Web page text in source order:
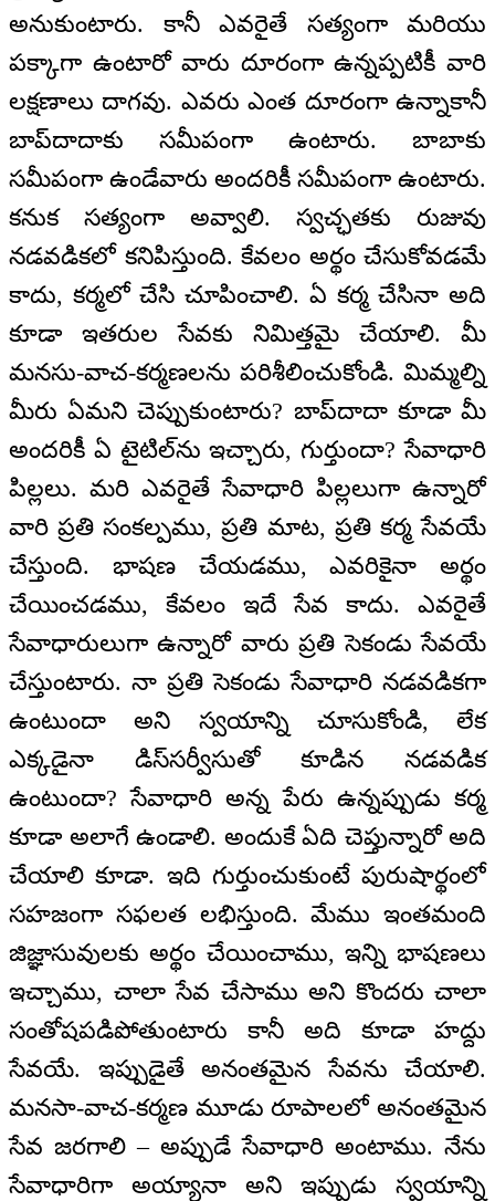
అనుకుంటారు. కానీ ఎవరైతే సత్యంగా మరియు
పక్కాగా ఉంటారో వారు దూరంగా ఉన్నప్పటికీ వారి
లక్షణాలు దాగవు. ఎవరు ఎంత దూరంగా ఉన్నాకానీ
బాప్‌దాదాకు సమీపంగా ఉంటారు. బాబాకు
సమీపంగా ఉండేవారు అందరికీ సమీపంగా ఉంటారు.
కనుక సత్యంగా అవ్వాలి. స్వచ్ఛతకు రుజువు
నడవడికలో కనిపిస్తుంది. కేవలం అర్థం చేసుకోవడమే
కాదు, కర్మలో చేసి చూపించాలి. ఏ కర్మ చేసినా అది
కూడా ఇతరుల సేవకు నిమిత్తమై చేయాలి. మీ
మనసు-వాచ-కర్మణలను పరిశీలించుకోండి. మిమ్మల్ని
మీరు ఏమని చెప్పుకుంటారు? బాప్‌దాదా కూడా మీ
అందరికీ ఏ టైటిల్‌ను ఇచ్చారు, గుర్తుందా? సేవాధారి
పిల్లలు. మరి ఎవరైతే సేవాధారి పిల్లలుగా ఉన్నారో
వారి ప్రతి సంకల్పము, ప్రతి మాట, ప్రతి కర్మ సేవయే
చేస్తుంది. భాషణ చేయడము, ఎవరికైనా అర్థం
చేయించడము, కేవలం ఇదే సేవ కాదు. ఎవరైతే
సేవాధారులుగా ఉన్నారో వారు ప్రతి సెకండు సేవయే
చేస్తుంటారు. నా ప్రతి సెకండు సేవాధారి నడవడికగా
ఉంటుందా అని స్వయాన్ని చూసుకోండి, లేక
ఎక్కడైనా డిస్‌సర్వీసుతో కూడిన నడవడిక
ఉంటుందా? సేవాధారి అన్న పేరు ఉన్నప్పుడు కర్మ
కూడా అలాగే ఉండాలి. అందుకే ఏది చెప్తున్నారో అది
చేయాలి కూడా. ఇది గుర్తుంచుకుంటే పురుషార్థంలో
సహజంగా సఫలత లభిస్తుంది. మేము ఇంతమంది
జిజ్ఞాసువులకు అర్థం చేయించాము, ఇన్ని భాషణలు
ఇచ్చాము, చాలా సేవ చేసాము అని కొందరు చాలా
సంతోషపడిపోతుంటారు కానీ అది కూడా హద్దు
సేవయే. ఇప్పుడైతే అనంతమైన సేవను చేయాలి.
మనసా-వాచ-కర్మణ మూడు రూపాలలో అనంతమైన
సేవ జరగాలి – అప్పుడే సేవాధారి అంటాము. నేను
సేవాధారిగా అయ్యానా అని ఇప్పుడు స్వయాన్ని